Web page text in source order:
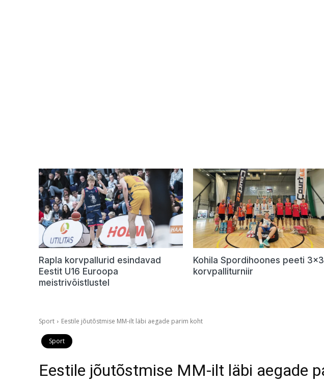
Rapla korvpallurid esindavad
Eestit U16 Euroopa
meistrivõistlustel
Kohila Spordihoones peeti 3×3
korvpalliturniir